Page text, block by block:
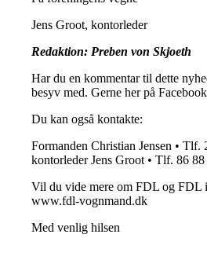
Jens Groot, kontorleder
Redaktion: Preben von Skjoeth
Har du en kommentar til dette
besyv med. Gerne her på Facebook
Du kan også kontakte:
Formanden Christian Jensen • Tlf.
kontorleder Jens Groot • Tlf. 86
Vil du vide mere om FDL og FDL
www.fdl-vognmand.dk
Med venlig hilsen